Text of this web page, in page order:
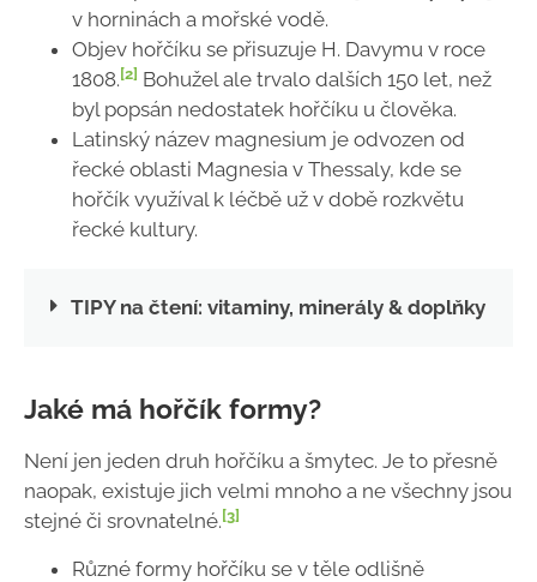
v horninách a mořské vodě.
Objev hořčíku se přisuzuje H. Davymu v roce
1808. [2] Bohužel ale trvalo dalších 150 let, než
byl popsán nedostatek hořčíku u člověka.
Latinský název magnesium je odvozen od
řecké oblasti Magnesia v Thessaly, kde se
hořčík využíval k léčbě už v době rozkvětu
řecké kultury.
TIPY na čtení: vitaminy, minerály & doplňky
Jaké má hořčík formy?
Není jen jeden druh hořčíku a šmytec. Je to přesně
naopak, existuje jich velmi mnoho a ne všechny jsou
stejné či srovnatelné. [3]
Různé formy hořčíku se v těle odlišně